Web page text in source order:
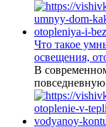
Что такое
освещения,
В